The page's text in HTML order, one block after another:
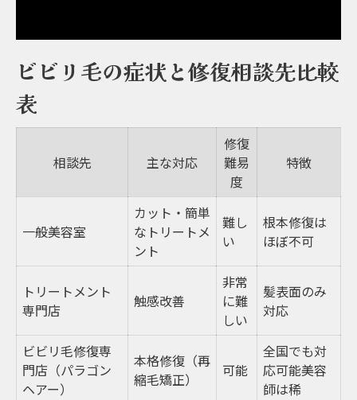
自然な仕上がりを叶えるケア方法
長期的な美髪を目指すための習慣
最新ビビリ毛修復法の比較と効果表
大阪市で話題の修復アプローチとは
SNSやテレビで注目の技術の実力
ビビリ毛修復の進化と今後の展望
他店との違いを実感できるポイント
ビビリ毛の症状と修復相談先比較
表
相談先 主な対応
修復
難易
度
特徴
一般美容室
カット・簡単
なトリートメ
ント
難し
い
根本修復は
ほぼ不可
トリートメント
専門店
触感改善
非常
に難
しい
髪表面のみ
対応
ビビリ毛修復専
門店（パラゴン
ヘアー）
本格修復（再
縮毛矯正）
可能
全国でも対
応可能美容
師は稀